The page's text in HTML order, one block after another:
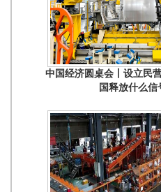
中国经济圆桌会丨设立民
国释放什么信